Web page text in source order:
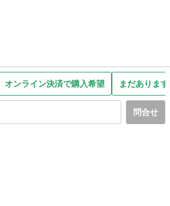
オンライン決済で購入希望 まだありま
問合せ